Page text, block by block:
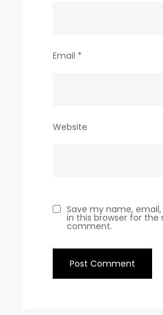
Email *
Website
Save my name,
in this browser for the
comment.